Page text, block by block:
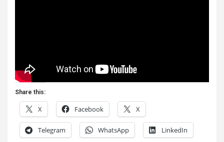
Share this:
X Facebook X
Telegram WhatsApp LinkedIn